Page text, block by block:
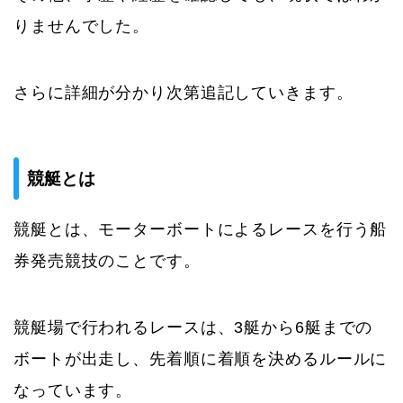
りませんでした。
さらに詳細が分かり次第追記していきます。
競艇とは
競艇とは、モーターボートによるレースを行う船
券発売競技のことです。
競艇場で行われるレースは、3艇から6艇までの
ボートが出走し、先着順に着順を決めるルールに
なっています。